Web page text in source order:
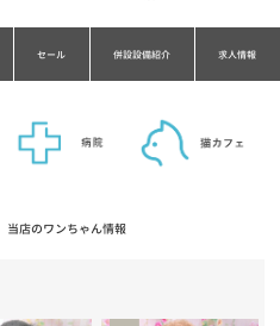
セール 併設設備紹介 求人情報
当店のワンちゃん情報